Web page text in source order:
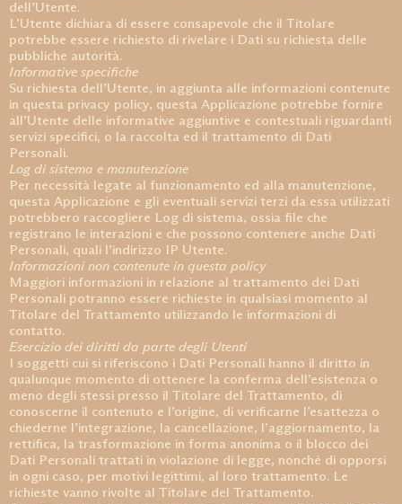
dell’Utente.
L’Utente dichiara di essere consapevole che il Titolare
potrebbe essere richiesto di rivelare i Dati su richiesta delle
pubbliche autorità.
Informative specifiche
Su richiesta dell’Utente, in aggiunta alle informazioni contenute
in questa privacy policy, questa Applicazione potrebbe fornire
all’Utente delle informative aggiuntive e contestuali riguardanti
servizi specifici, o la raccolta ed il trattamento di Dati
Personali.
Log di sistema e manutenzione
Per necessità legate al funzionamento ed alla manutenzione,
questa Applicazione e gli eventuali servizi terzi da essa utilizzati
potrebbero raccogliere Log di sistema, ossia file che
registrano le interazioni e che possono contenere anche Dati
Personali, quali l’indirizzo IP Utente.
Informazioni non contenute in questa policy
Maggiori informazioni in relazione al trattamento dei Dati
Personali potranno essere richieste in qualsiasi momento al
Titolare del Trattamento utilizzando le informazioni di
contatto.
Esercizio dei diritti da parte degli Utenti
I soggetti cui si riferiscono i Dati Personali hanno il diritto in
qualunque momento di ottenere la conferma dell’esistenza o
meno degli stessi presso il Titolare del Trattamento, di
conoscerne il contenuto e l’origine, di verificarne l’esattezza o
chiederne l’integrazione, la cancellazione, l’aggiornamento, la
rettifica, la trasformazione in forma anonima o il blocco dei
Dati Personali trattati in violazione di legge, nonché di opporsi
in ogni caso, per motivi legittimi, al loro trattamento. Le
richieste vanno rivolte al Titolare del Trattamento.